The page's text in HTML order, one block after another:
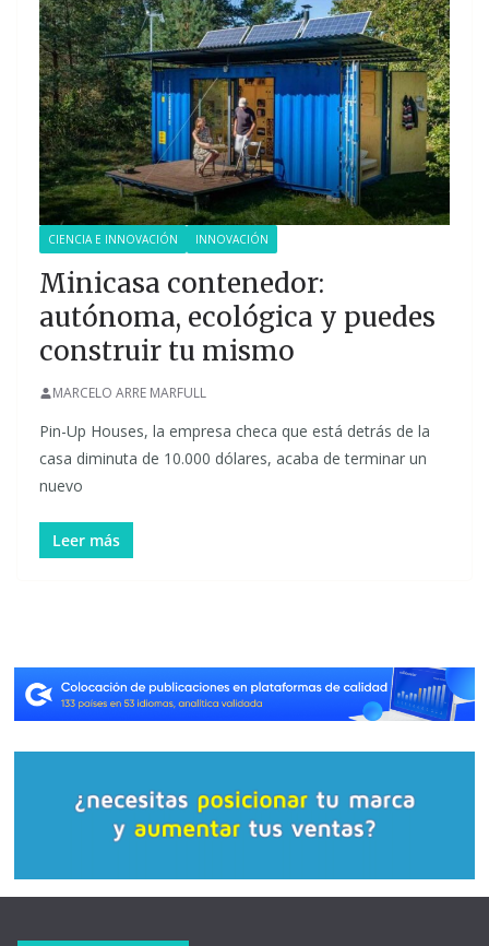
CIENCIA E INNOVACIÓN INNOVACIÓN
Minicasa contenedor:
autónoma, ecológica y puedes
construir tu mismo
MARCELO ARRE MARFULL
Pin-Up Houses, la empresa checa que está detrás de la
casa diminuta de 10.000 dólares, acaba de terminar un
nuevo
Leer más